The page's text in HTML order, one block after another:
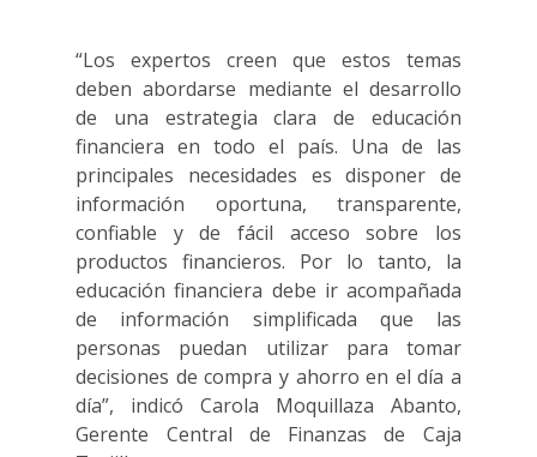
“Los expertos creen que estos temas
deben abordarse mediante el desarrollo
de una estrategia clara de educación
financiera en todo el país. Una de las
principales necesidades es disponer de
información oportuna, transparente,
confiable y de fácil acceso sobre los
productos financieros. Por lo tanto, la
educación financiera debe ir acompañada
de información simplificada que las
personas puedan utilizar para tomar
decisiones de compra y ahorro en el día a
día”, indicó Carola Moquillaza Abanto,
Gerente Central de Finanzas de Caja